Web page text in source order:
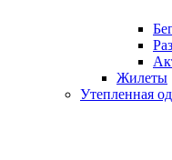
Жилеты
Утепленная